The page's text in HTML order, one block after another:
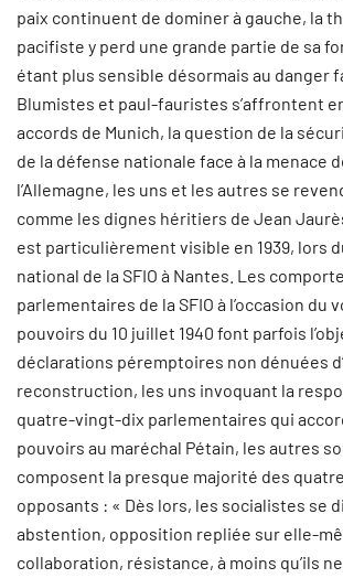
paix continuent de dominer à gauche, la
pacifiste y perd une grande partie de sa
étant plus sensible désormais au danger
Blumistes et paul-fauristes s’affrontent
accords de Munich, la question de la
de la défense nationale face à la menace
l’Allemagne, les uns et les autres se
comme les dignes héritiers de Jean
est particulièrement visible en 1939, lors
national de la SFIO à Nantes. Les
parlementaires de la SFIO à l’occasion du
pouvoirs du 10 juillet 1940 font parfois
déclarations péremptoires non dénuées
reconstruction, les uns invoquant la
quatre-vingt-dix parlementaires qui
pouvoirs au maréchal Pétain, les autres
composent la presque majorité des
opposants : « Dès lors, les socialistes se
abstention, opposition repliée sur elle-
collaboration, résistance, à moins qu’ils